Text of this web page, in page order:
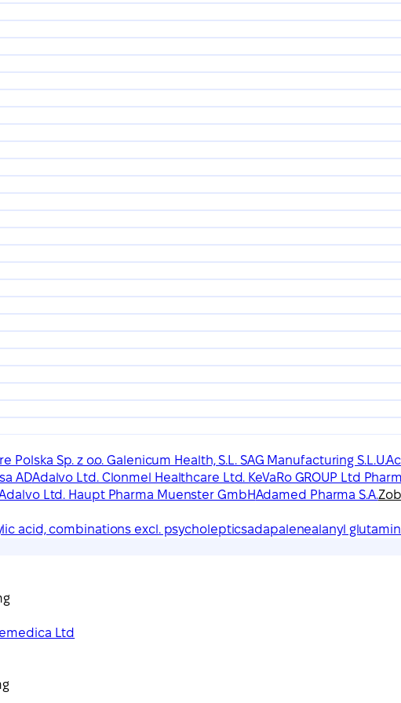
Polska Sp. z o.o. Galenicum Health, S.L. SAG Manufacturing S.L.U.
ADAdalvo Ltd. Clonmel Healthcare Ltd. KeVaRo GROUP Ltd
Ltd. Haupt Pharma Muenster GmbHAdamed Pharma S.A.
acid, combinations excl. psycholepticsadapalenealanyl
Ltd